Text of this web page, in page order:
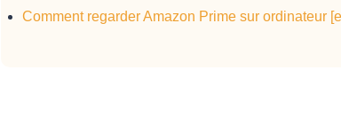
Comment regarder Amazon Prime sur ordinateur